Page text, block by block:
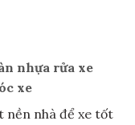
nhựa rửa xe
xe
nền nhà để xe tốt